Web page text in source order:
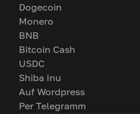
Dogecoin
Monero
BNB
Bitcoin Cash
USDC
Shiba Inu
Auf Wordpress
Per Telegramm